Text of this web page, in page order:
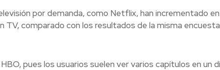
por demanda, como Netflix, han incrementado
comparado con los resultados de la misma
pues los usuarios suelen ver varios capítulos en un